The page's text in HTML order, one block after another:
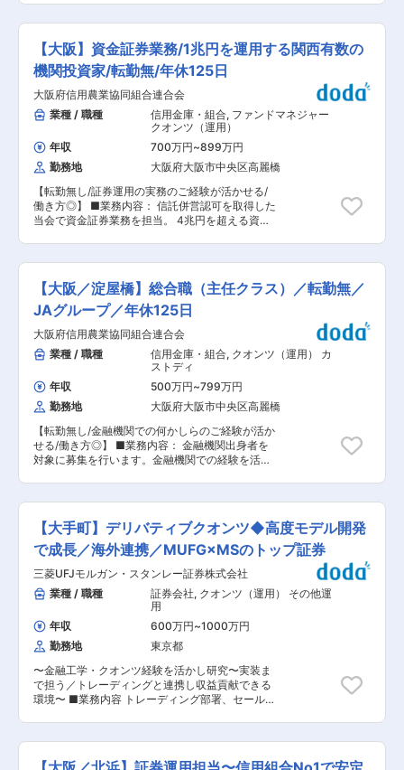
大きく上回るスピードでファンドの投資運用を進
めております。 当社の持つ再生可能エネルギー業
ノウハウを密に連携させることで、効率的な事業
運営を行っております。 変更の範囲：会社の定め
る業務
ションは以下を想定しております。【変更の範
囲：会社の定める業務】 下記の各部門で部下・後
輩指導を含めたプレイングマネージャーとしての
役割となります。 ・融資業務（農業融資/一般企
業融資） ・資金証券業務（債券や株式等の運用）
・貯金・資金決済業務 ・推進業務（貯金・年金・
ローン等の商品企画・戦略企画・マーケティン
グ・PR活動など） ・プライベートバンキング業
務（遺言信託の受託・金融資産/相続/不動産に関
するコンサル業務） その他管理業務（会計・監
査・労務管理業務）の可能性もございます。 安定
した業績を維持し「組合員利用者第一」を徹底し
ておりますので、目先の収益ではなく長期的に地
域・顧客に貢献する仕事を期待します。 ■組織構
成： 本所 ＜男女比＞男性7：女性3 ＜平均年齢＞
男性38歳、女性32歳 ■当社について JAバンク大
に「JAバンク大阪」としてJAと一体となって組
合員や地域利用者、企業等の皆様のお役に立つ金
融サービスを提供しています。 ■働く環境： ★
チームで助け合う社風 時期により追いかける数字
は異なりますが、数字はノルマではなく目標であ
り個人よりもチームで追いかけます。株式会社で
はなく連合会であるため一時的な目先の売上より
も長く安定的な売上をあげることが求められま
す。また誰かが困っている時は自然と周りが声を
かける温かい社風です。 ★転勤なし 勤務地は大
阪市中央区のみで、淀屋橋の本社に職員の9割が
在籍しております。 ★ワークライフバランス◎
定時が9:00〜17:00、総合職の平均残業時間20h/
また19時以降の残業には申請が必要であり、大半
の職員は19時までに帰宅しております。有給は16
める業務
【大阪】資金証券業務/1兆円を運用する関西有数の
機関投資家/転勤無/年休125日
大阪府信用農業協同組合連合会
業種 / 職種
信用金庫・組合, ファンドマネジャー
クオンツ（運用）
年収
700万円~899万円
勤務地
大阪府大阪市中央区高麗橋
【転勤無し/証券運用の実務のご経験が活かせる/
働き方◎】 ■業務内容： 信託併営認可を取得した
当会で資金証券業務を担当。 4兆円を超える資金
テーションの可能性はありますが、転勤はござい
ません。 持続的な有価証券運用を実現するための
管理体制の整備をミッションに、 下記業務をご担
当いただきます。 ・有価証券の運用業務（内外債
券、内外株式、REIT、先物等） ・運用戦略の検
討 ・運用商品の選定/約定 ・リスク分析/モニタリ
ング ・報告業務 等 安定した業績を維持し「組
合員利用者第一」を徹底しておりますので、目先
の収益ではなく長期的に地域・顧客に貢献する仕
事を期待します。 ■組織構成： 本所：資金証券
業務は3チーム構成（債権/株式・PE・バックオフ
ィス） ＜男女比＞男性7：女性3 ＜平均年齢＞男
性38歳、女性32歳 ■当社について JAバンク大阪
信連は大阪府における信用事業の都道府県段階の
組織であり府内JAのサポート業務を行うとともに
「JAバンク大阪」としてJAと一体となって組合
ームで助け合う社風 時期により追いかける数字は
異なりますが、数字はノルマではなく目標であり
個人よりもチームで追いかけます。株式会社では
なく連合会であるため一時的な目先の売上よりも
長く安定的な売上をあげることが求められます。
また誰かが困っている時は自然と周りが声をかけ
る温かい社風です。 ★転勤なし 勤務地は大阪市
中央区のみで、淀屋橋の本社に職員の9割が在籍
しております。 ★ワークライフバランス◎ 定時
が9:00〜17:00、総合職の平均残業時間20h/月程
度のため、基本は18時頃には帰宅可能です。また
19時以降の残業には申請が必要であり、大半の職
員は19時までに帰宅しております。有給は16日程
業務
【大阪／淀屋橋】総合職（主任クラス）／転勤無／
JAグループ／年休125日
大阪府信用農業協同組合連合会
業種 / 職種
信用金庫・組合, クオンツ（運用） カ
ストディ
年収
500万円~799万円
勤務地
大阪府大阪市中央区高麗橋
【転勤無し/金融機関での何かしらのご経験が活か
せる/働き方◎】 ■業務内容： 金融機関出身者を
対象に募集を行います。金融機関での経験を活か
ョンは以下を想定しております。【変更の範囲：
会社の定める業務】 ・融資業務（農業融資/一般
企業融資） ・資金証券業務（債券や株式等の運
用） ・貯金・資金決済業務 ・推進業務（貯金・
年金・ローン等の商品企画・戦略企画・マーケテ
ィング・PR活動など） ・プライベートバンキン
グ業務（遺言信託の受託・金融資産/相続/不動産
に関するコンサル業務） その他管理業務（会計・
監査・労務管理業務）の可能性もございます。 安
定した業績を維持し「組合員利用者第一」を徹底
しておりますので、目先の収益ではなく長期的に
地域・顧客に貢献する仕事を期待します。 ■組織
構成： 本所 ＜男女比＞男性7：女性3 ＜平均年齢
＞男性38歳、女性32歳 ■当社について JAバンク
大阪信連は大阪府における信用事業の都道府県段
階の組織であり府内JAのサポート業務を行うとと
金融サービスを提供しています。 ■働く環境：
【大手町】デリバティブクオンツ◆高度モデル開発
で成長／海外連携／MUFG×MSのトップ証券
三菱UFJモルガン・スタンレー証券株式会社
業種 / 職種
証券会社, クオンツ（運用） その他運
用
年収
600万円~1000万円
勤務地
東京都
〜金融工学・クオンツ経験を活かし研究〜実装ま
で担う／トレーディングと連携し収益貢献できる
環境〜 ■業務内容 トレーディング部署、セール
と、それらを応用したソリューション開発をお任
せいたします。 ■具体的な業務 ・デリバティブ